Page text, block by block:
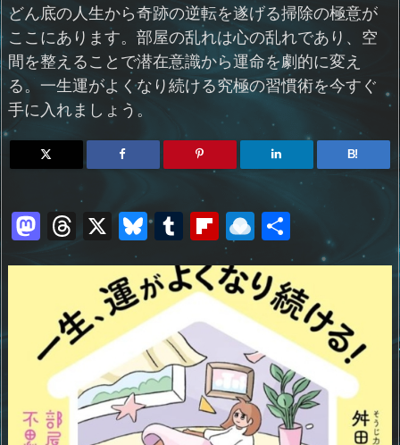
どん底の人生から奇跡の逆転を遂げる掃除の極意が
ここにあります。部屋の乱れは心の乱れであり、空
間を整えることで潜在意識から運命を劇的に変え
る。一生運がよくなり続ける究極の習慣術を今すぐ
手に入れましょう。
B!
M
d
o
n
T
re
a
d
s
X Bl
e
sk
y
T
m
bl
r
Fl
ip
b
o
ar
d
R
n
d
ro
p.
io
共
有